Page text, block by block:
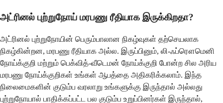
அட்ரினல் புற்றுநோய் மரபணு ரீதியாக இருக்கிறதா?
அட்ரினல் புற்றுநோயின் பெரும்பாலான நிகழ்வுகள் தற்செயலாக
நிகழ்கின்றன, மரபணு ரீதியாக அல்ல. இருப்பினும், லி-ஃப்ரௌமெனி
நோய்க்குறி மற்றும் பெக்வித்-வீடெமன் நோய்க்குறி போன்ற சில அரிய
மரபணு நோய்க்குறிகள் உங்கள் ஆபத்தை அதிகரிக்கலாம். இந்த
நிலைமைகளின் குடும்ப வரலாறு உங்களுக்கு இருந்தால் அல்லது
புற்றுநோயால் பாதிக்கப்பட்ட பல குடும்ப உறுப்பினர்கள் இருந்தால்,